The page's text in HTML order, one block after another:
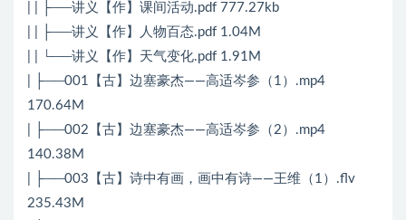
| | ├──讲义【作】课间活动.pdf 777.27kb
| | ├──讲义【作】人物百态.pdf 1.04M
| | └──讲义【作】天气变化.pdf 1.91M
| ├──001【古】边塞豪杰——高适岑参（1）.mp4
170.64M
| ├──002【古】边塞豪杰——高适岑参（2）.mp4
140.38M
| ├──003【古】诗中有画，画中有诗——王维（1）.flv
235.43M